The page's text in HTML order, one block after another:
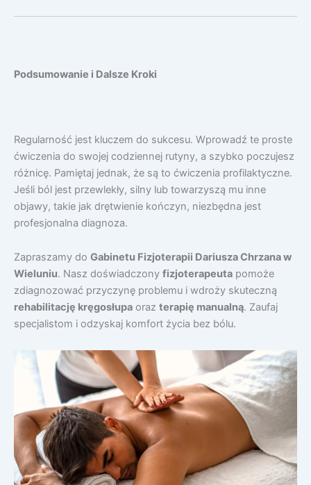
Podsumowanie i Dalsze Kroki
Regularność jest kluczem do sukcesu. Wprowadź te proste
ćwiczenia do swojej codziennej rutyny, a szybko poczujesz
różnicę. Pamiętaj jednak, że są to ćwiczenia profilaktyczne.
Jeśli ból jest przewlekły, silny lub towarzyszą mu inne
objawy, takie jak drętwienie kończyn, niezbędna jest
profesjonalna diagnoza.
Zapraszamy do Gabinetu Fizjoterapii Dariusza Chrzana w
Wieluniu. Nasz doświadczony fizjoterapeuta pomoże
zdiagnozować przyczynę problemu i wdroży skuteczną
rehabilitację kręgosłupa oraz terapię manualną. Zaufaj
specjalistom i odzyskaj komfort życia bez bólu.